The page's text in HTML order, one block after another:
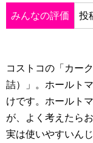
みんなの評価 投
コストコの「カー
詰）」。ホールト
けです。ホールト
が、よく考えたら
実は使いやすいん